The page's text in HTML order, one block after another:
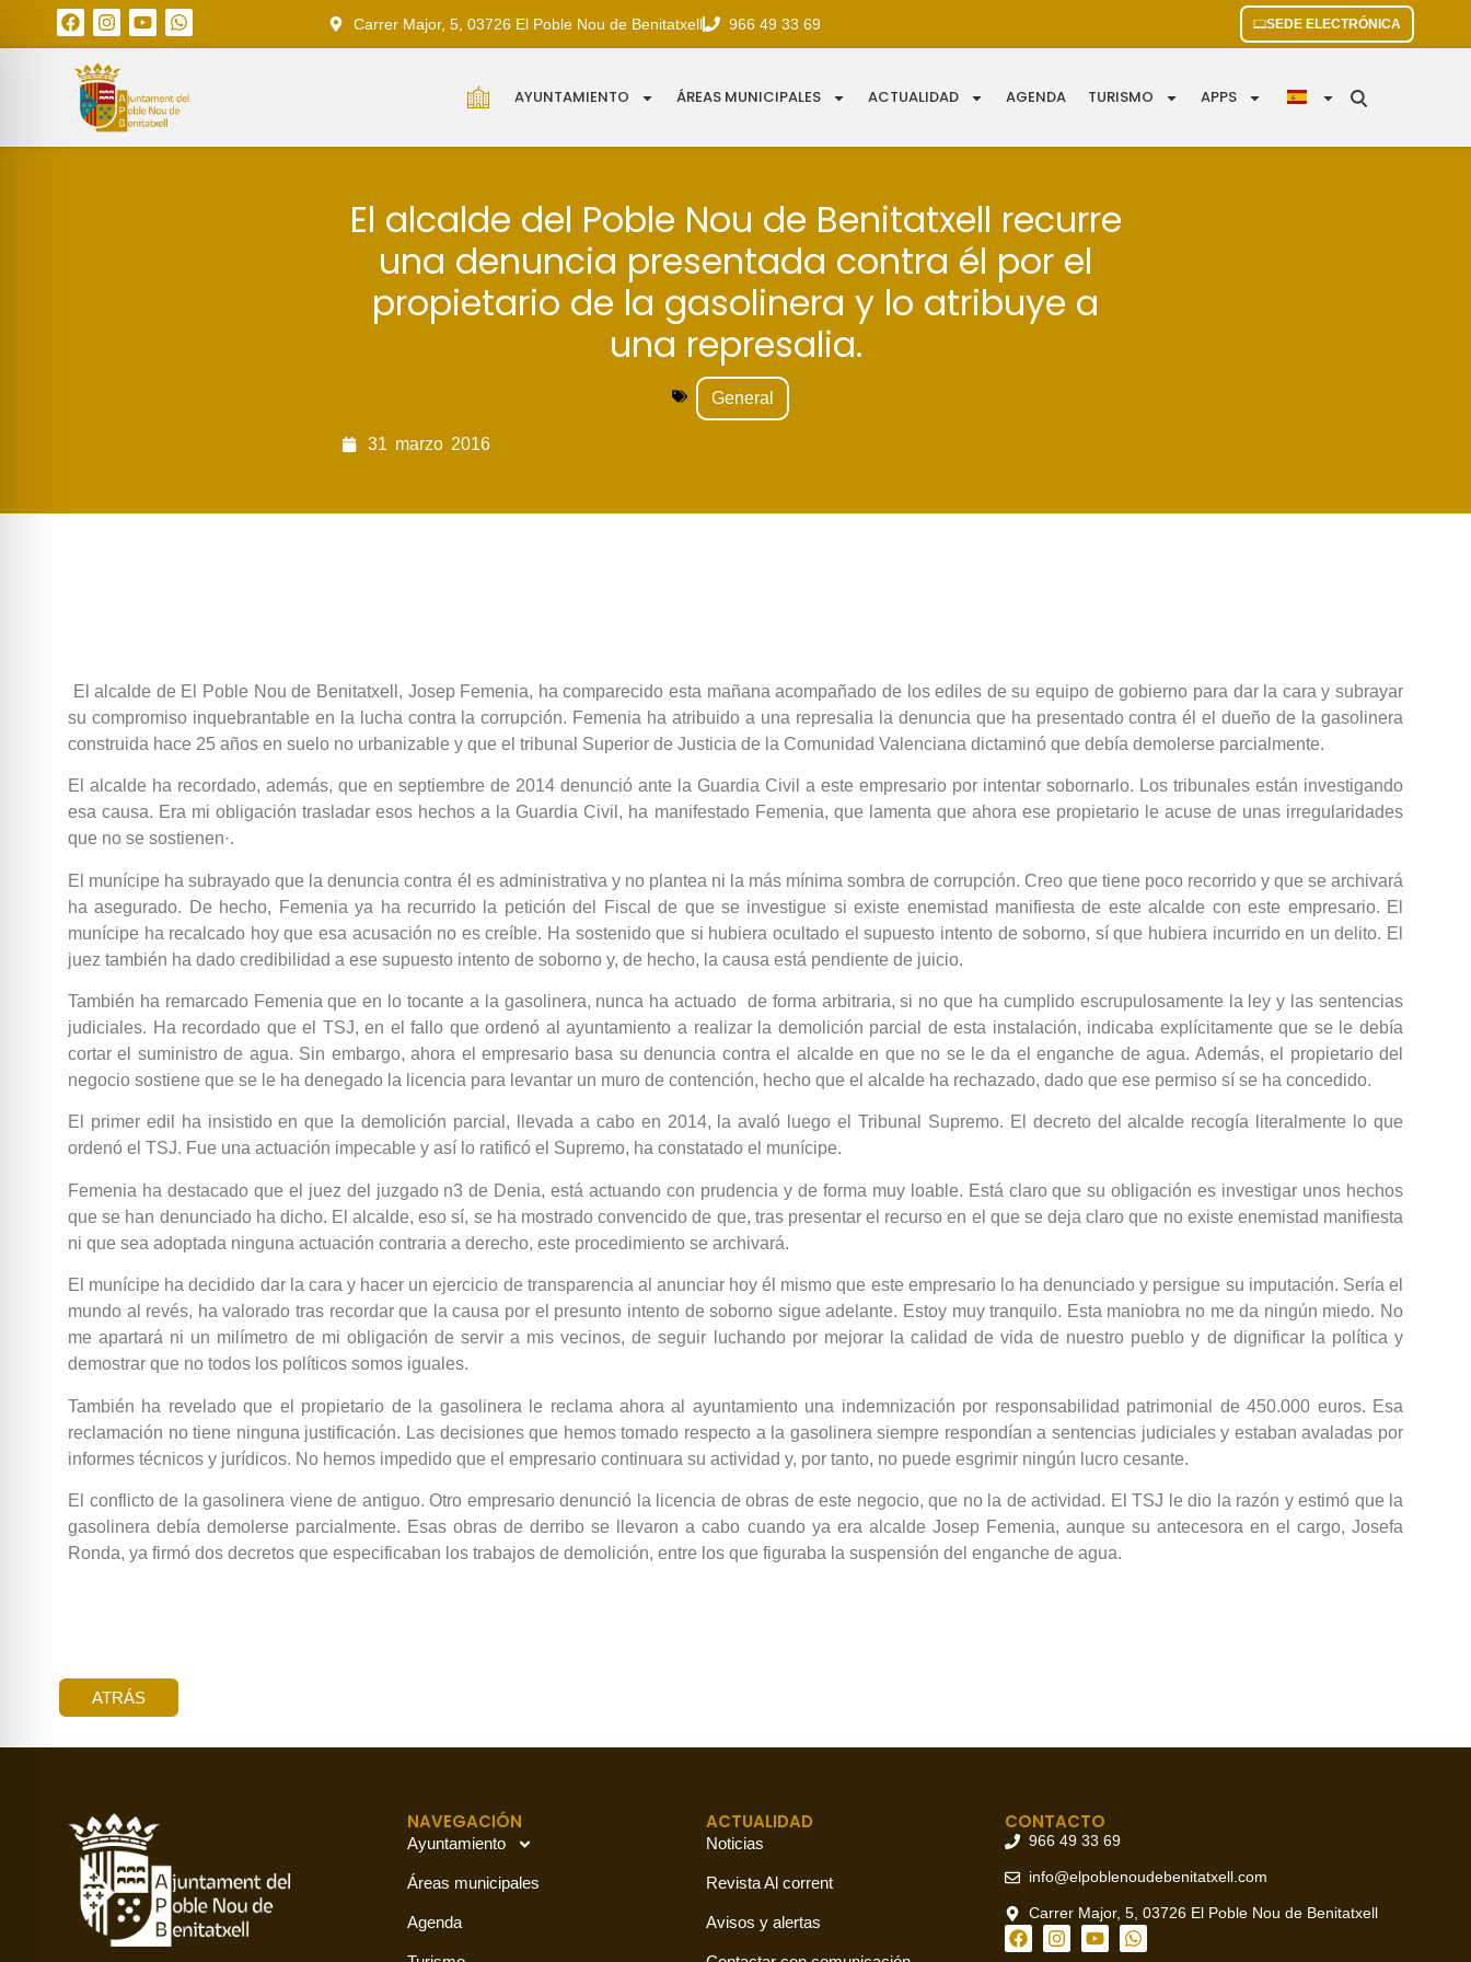
Carrer Major, 5, 03726 El Poble Nou de Benitatxell 966 49 33 69 SEDE ELECTRÓNICA
AYUNTAMIENTO ÁREAS MUNICIPALES ACTUALIDAD AGENDA TURISMO APPS
El alcalde del Poble Nou de Benitatxell recurre
una denuncia presentada contra él por el
propietario de la gasolinera y lo atribuye a
una represalia.
General
31 marzo 2016
El alcalde de El Poble Nou de Benitatxell, Josep Femenia, ha comparecido esta mañana acompañado de los ediles de su equipo de gobierno para dar la cara y subrayar
su compromiso inquebrantable en la lucha contra la corrupción. Femenia ha atribuido a una represalia la denuncia que ha presentado contra él el dueño de la gasolinera
construida hace 25 años en suelo no urbanizable y que el tribunal Superior de Justicia de la Comunidad Valenciana dictaminó que debía demolerse parcialmente.
El alcalde ha recordado, además, que en septiembre de 2014 denunció ante la Guardia Civil a este empresario por intentar sobornarlo. Los tribunales están investigando
esa causa. Era mi obligación trasladar esos hechos a la Guardia Civil, ha manifestado Femenia, que lamenta que ahora ese propietario le acuse de unas irregularidades
que no se sostienen·.
El munícipe ha subrayado que la denuncia contra él es administrativa y no plantea ni la más mínima sombra de corrupción. Creo que tiene poco recorrido y que se archivará
ha asegurado. De hecho, Femenia ya ha recurrido la petición del Fiscal de que se investigue si existe enemistad manifiesta de este alcalde con este empresario. El
munícipe ha recalcado hoy que esa acusación no es creíble. Ha sostenido que si hubiera ocultado el supuesto intento de soborno, sí que hubiera incurrido en un delito. El
juez también ha dado credibilidad a ese supuesto intento de soborno y, de hecho, la causa está pendiente de juicio.
También ha remarcado Femenia que en lo tocante a la gasolinera, nunca ha actuado de forma arbitraria, si no que ha cumplido escrupulosamente la ley y las sentencias
judiciales. Ha recordado que el TSJ, en el fallo que ordenó al ayuntamiento a realizar la demolición parcial de esta instalación, indicaba explícitamente que se le debía
cortar el suministro de agua. Sin embargo, ahora el empresario basa su denuncia contra el alcalde en que no se le da el enganche de agua. Además, el propietario del
negocio sostiene que se le ha denegado la licencia para levantar un muro de contención, hecho que el alcalde ha rechazado, dado que ese permiso sí se ha concedido.
El primer edil ha insistido en que la demolición parcial, llevada a cabo en 2014, la avaló luego el Tribunal Supremo. El decreto del alcalde recogía literalmente lo que
ordenó el TSJ. Fue una actuación impecable y así lo ratificó el Supremo, ha constatado el munícipe.
Femenia ha destacado que el juez del juzgado n3 de Denia, está actuando con prudencia y de forma muy loable. Está claro que su obligación es investigar unos hechos
que se han denunciado ha dicho. El alcalde, eso sí, se ha mostrado convencido de que, tras presentar el recurso en el que se deja claro que no existe enemistad manifiesta
ni que sea adoptada ninguna actuación contraria a derecho, este procedimiento se archivará.
El munícipe ha decidido dar la cara y hacer un ejercicio de transparencia al anunciar hoy él mismo que este empresario lo ha denunciado y persigue su imputación. Sería el
mundo al revés, ha valorado tras recordar que la causa por el presunto intento de soborno sigue adelante. Estoy muy tranquilo. Esta maniobra no me da ningún miedo. No
me apartará ni un milímetro de mi obligación de servir a mis vecinos, de seguir luchando por mejorar la calidad de vida de nuestro pueblo y de dignificar la política y
demostrar que no todos los políticos somos iguales.
También ha revelado que el propietario de la gasolinera le reclama ahora al ayuntamiento una indemnización por responsabilidad patrimonial de 450.000 euros. Esa
reclamación no tiene ninguna justificación. Las decisiones que hemos tomado respecto a la gasolinera siempre respondían a sentencias judiciales y estaban avaladas por
informes técnicos y jurídicos. No hemos impedido que el empresario continuara su actividad y, por tanto, no puede esgrimir ningún lucro cesante.
El conflicto de la gasolinera viene de antiguo. Otro empresario denunció la licencia de obras de este negocio, que no la de actividad. El TSJ le dio la razón y estimó que la
gasolinera debía demolerse parcialmente. Esas obras de derribo se llevaron a cabo cuando ya era alcalde Josep Femenia, aunque su antecesora en el cargo, Josefa
Ronda, ya firmó dos decretos que especificaban los trabajos de demolición, entre los que figuraba la suspensión del enganche de agua.
ATRÁS
NAVEGACIÓN
Ayuntamiento
Áreas municipales
Agenda
ACTUALIDAD
Noticias
Revista Al corrent
Avisos y alertas
CONTACTO
966 49 33 69
info@elpoblenoudebenitatxell.com
Carrer Major, 5, 03726 El Poble Nou de Benitatxell